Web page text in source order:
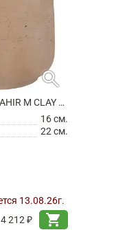
search
КАШПО ROUGH MAHIR M CLAY WASHED
16 см.
22 см.
13.08.26г.
4 212 ₽
shopping_cart